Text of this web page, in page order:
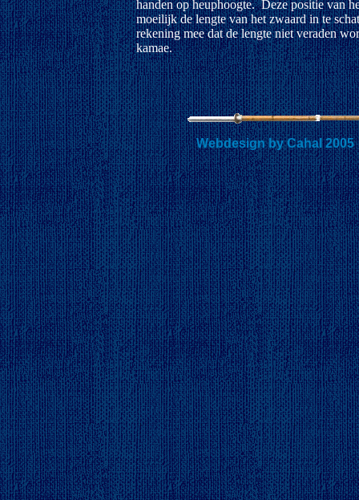
Webdesign by Cahal 2005
handen op heuphoogte. Deze positie van
moeilijk de lengte van het zwaard in te
rekening mee dat de lengte niet veraden
kamae.